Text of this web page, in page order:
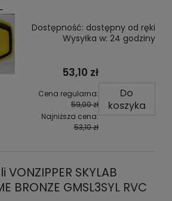
Dostępność: dostępny od ręki
Wysyłka w: 24 godziny
53,10 zł
Cena regularna:
59,00 zł
Najniższa cena:
53,10 zł
Do
koszyka
SKYLAB
BRONZE GMSL3SYL RVC